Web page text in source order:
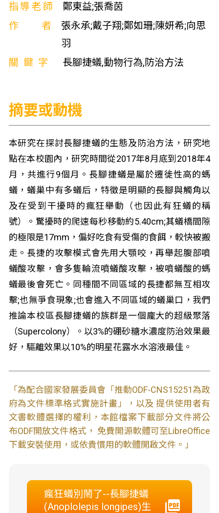
指導老師
鄭東益;張喬茵
作者
張永承;戴子翔;鄭如珊;陳妍希;向思
羽
關鍵字
長腳捷蟻,動物行為,防治方法
摘要或動機
本研究在探討長腳捷蟻的生態及防治方法，研究地
點在本校園內，研究時間從2017年8月底到2018年4
月，共進行9個月。長腳捷蟻是屬於遷徙性高的螞
蟻，蟻巢中有多蟻后，特徵是明顯的長腳與觸角以
及在受到干擾時的瘋狂舉動（也因此有狂蟻的稱
號）。驚擾時的爬速每秒移動約5.40cm;其蟻橋間隙
的極限是17mm，偏好吃食有受傷的食餌，較快被搬
走。長捷的攻擊模式會先用大顎咬，再舉起腹部噴
蟻酸攻擊，會多隻輪流噴蟻酸攻擊，被噴蟻酸的螞
蟻最後會死亡。同種間不同區域的長捷都無互相攻
擊;也無爭食現象;也會進入不同區域的蟻巢口，我們
推論本校區長腳捷蟻的族群是一個龐大的超級聚落
（Supercolony）。以3%的硼砂糖水濃度防治效果最
好，驅離效果以10%的明星花露水水溶液最佳。
「為配合國家發展委員會「推動ODF-CNS15251為政
府為文件標準格式實施計畫」，以及 提供使用者有
文書軟體選擇的權利，本館檔案下載部分文件將公
布ODF開放文件格式， 免費開源軟體可至LibreOffice
下載安裝使用，或依貴慣用的軟體開啟文件。」
瘋狂蟻別鬧了--長腳捷蟻
(Anoplolepis longipes)生